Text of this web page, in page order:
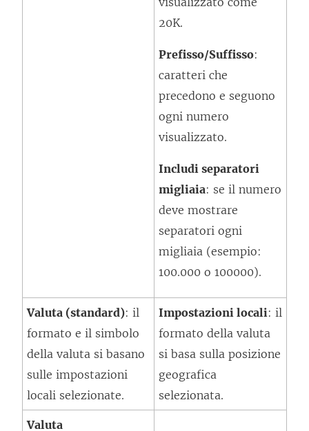
20K.
Prefisso/Suffisso:
caratteri che
precedono e seguono
ogni numero
visualizzato.
Includi separatori
migliaia: se il numero
deve mostrare
separatori ogni
migliaia (esempio:
100.000 o 100000).
Valuta (standard): il
formato e il simbolo
della valuta si basano
sulle impostazioni
locali selezionate.
Impostazioni locali: il
formato della valuta
si basa sulla posizione
geografica
selezionata.
Valuta